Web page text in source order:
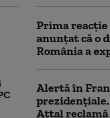
Prima reacție
anunţat că o
România a
Alertă în
Attal